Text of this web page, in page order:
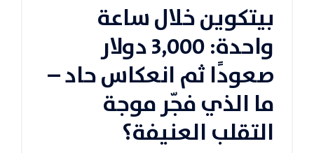
بيتكوين خلال ساعة
واحدة: 3,000 دولار
صعودًا ثم انعكاس حاد –
ما الذي فجّر موجة
التقلب العنيفة؟